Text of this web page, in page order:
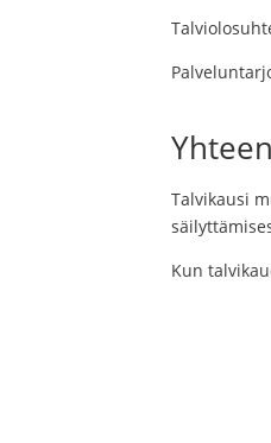
Talvikausi
Kun